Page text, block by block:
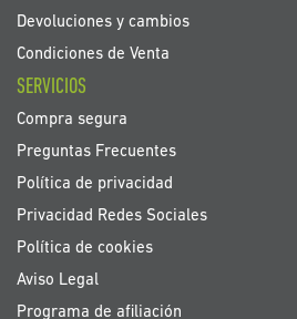
Devoluciones y cambios
Condiciones de Venta
SERVICIOS
Compra segura
Preguntas Frecuentes
Política de privacidad
Privacidad Redes Sociales
Política de cookies
Aviso Legal
Programa de afiliación